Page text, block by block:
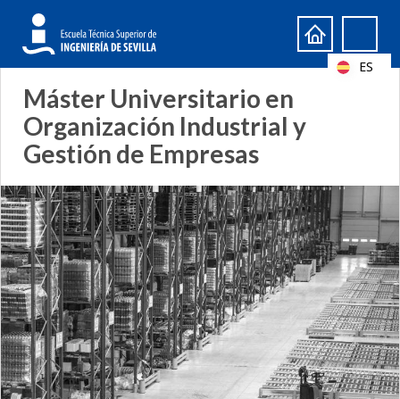
Formulario
de
búsqueda
Search
Máster Universitario en
Organización Industrial y
Gestión de Empresas
ES